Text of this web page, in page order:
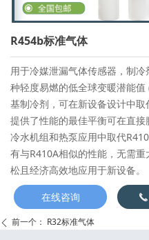
R454b标准气体
끅
ꄴ 前一个： R32标准气体
用于冷媒泄漏气体传感器，制冷
种轻度易燃的低全球变暖潜能值
基制冷剂，可在新设备设计中取
提供了性能的最佳平衡可在直接
冷水机组和热泵应用中取代
有与R410A相似的性能，无需重
松且经济高效地应用于新设备。
在线咨询